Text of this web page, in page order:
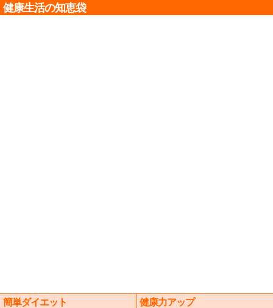
健康生活の知恵袋
簡単ダイエット
健康力アップ